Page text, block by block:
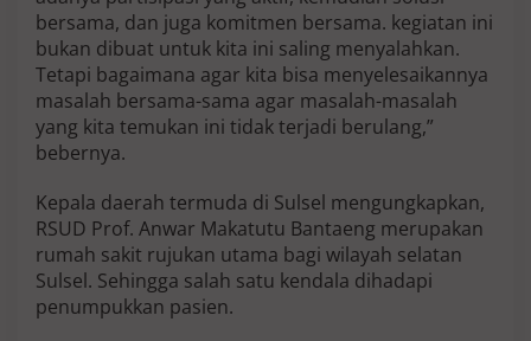
bersama, dan juga komitmen bersama. kegiatan ini
bukan dibuat untuk kita ini saling menyalahkan.
Tetapi bagaimana agar kita bisa menyelesaikannya
masalah bersama-sama agar masalah-masalah
yang kita temukan ini tidak terjadi berulang,”
bebernya.
Kepala daerah termuda di Sulsel mengungkapkan,
RSUD Prof. Anwar Makatutu Bantaeng merupakan
rumah sakit rujukan utama bagi wilayah selatan
Sulsel. Sehingga salah satu kendala dihadapi
penumpukkan pasien.